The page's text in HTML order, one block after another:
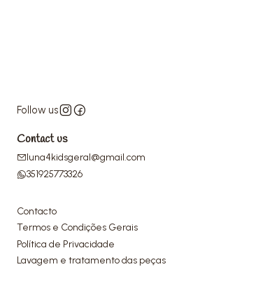
Follow us
Contact us
luna4kidsgeral@gmail.com
351925773326
Contacto
Termos e Condições Gerais
Política de Privacidade
Lavagem e tratamento das peças